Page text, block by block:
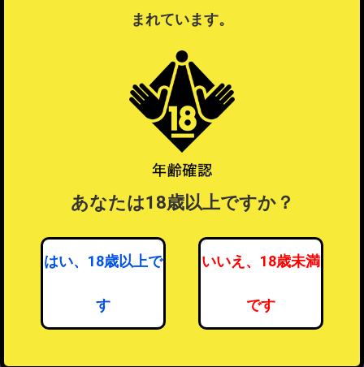
ラッピングするを選択したい場合は注文を分けてご注文ください。
まれています。
あなたは18歳以上ですか？
はい、18歳以上で
す
いいえ、18歳未満
です